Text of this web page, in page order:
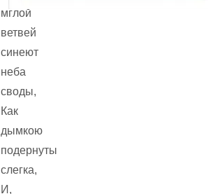
мглой
ветвей
синеют
неба
своды,
Как
дымкою
подернуты
слегка,
И,